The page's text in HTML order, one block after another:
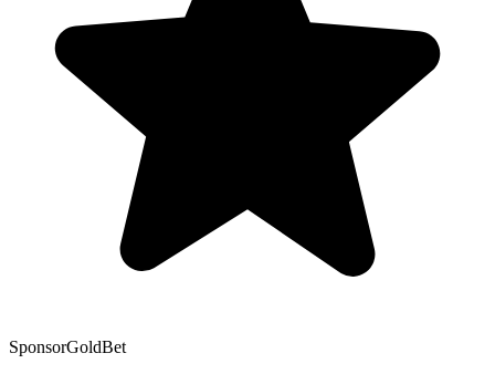
SponsorGoldBet